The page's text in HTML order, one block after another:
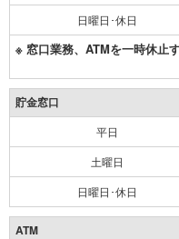
日曜日･休日
※ 窓口業務、ATMを一時休止
貯金窓口
平日
土曜日
日曜日･休日
ATM